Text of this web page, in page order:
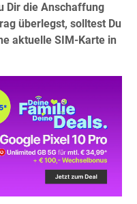
Dir die Anschaffung
überlegst, solltest Du
aktuelle SIM-Karte in